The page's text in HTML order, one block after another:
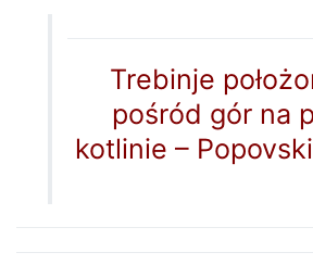
Trebinje
pośród gór na
kotlinie –